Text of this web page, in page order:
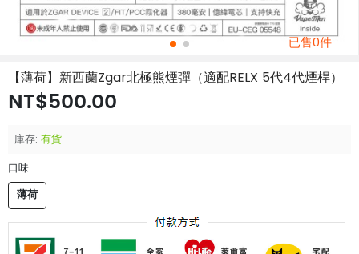
已售0件
【薄荷】新西蘭Zgar北極熊煙彈（適配RELX 5代4代煙桿）
NT$500.00
庫存: 有貨
口味
薄荷